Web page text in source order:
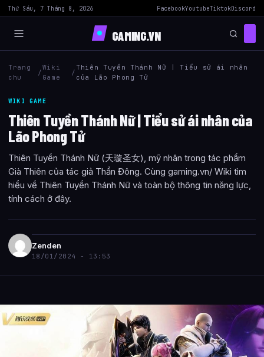
Thứ Sáu, 7 Tháng 8, 2026 FacebookYoutubeTiktokDiscord
GAMING.VN
Trang
chu
/
Wiki
Game
/
Thiên Tuyền Thánh Nữ | Tiểu sử ái nhân
của Lão Phong Tử
WIKI GAME
Thiên Tuyền Thánh Nữ | Tiểu sử ái nhân của
Lão Phong Tử
Thiên Tuyền Thánh Nữ (天璇圣女), mỹ nhân trong tác phẩm
Già Thiên của tác giả Thần Đông. Cùng gaming.vn/ Wiki tìm
hiểu về Thiên Tuyền Thánh Nữ và toàn bộ thông tin năng lực,
tính cách ở đây.
Zenden
18/01/2024 - 13:53